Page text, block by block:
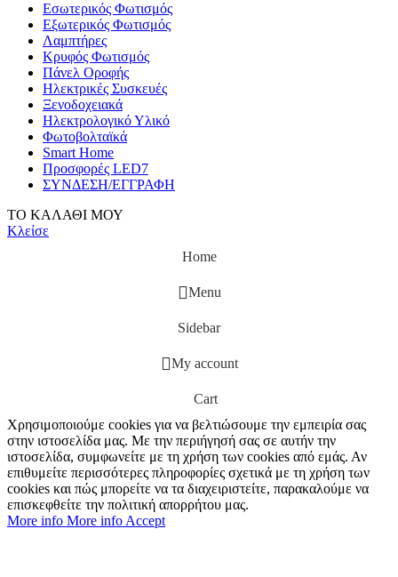
Εσωτερικός Φωτισμός
Εξωτερικός Φωτισμός
Λαμπτήρες
Κρυφός Φωτισμός
Πάνελ Οροφής
Ηλεκτρικές Συσκευές
Ξενοδοχειακά
Ηλεκτρολογικό Υλικό
Φωτοβολταϊκά
Smart Home
Προσφορές LED7
ΣΥΝΔΕΣΗ/ΕΓΓΡΑΦΗ
ΤΟ ΚΑΛΑΘΙ ΜΟΥ
Κλείσε
Home
Menu
Sidebar
My account
Cart
Χρησιμοποιούμε cookies για να βελτιώσουμε την εμπειρία σας
στην ιστοσελίδα μας. Με την περιήγησή σας σε αυτήν την
ιστοσελίδα, συμφωνείτε με τη χρήση των cookies από εμάς. Αν
επιθυμείτε περισσότερες πληροφορίες σχετικά με τη χρήση των
cookies και πώς μπορείτε να τα διαχειριστείτε, παρακαλούμε να
επισκεφθείτε την πολιτική απορρήτου μας.
More info More info Accept